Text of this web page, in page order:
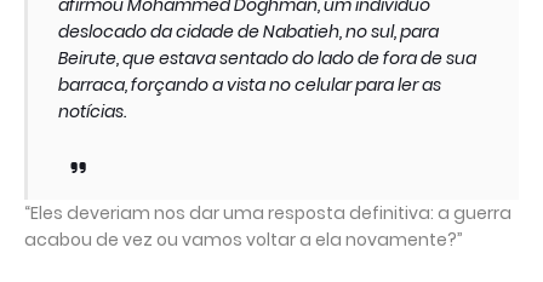
afirmou Mohammed Doghman, um indivíduo
deslocado da cidade de Nabatieh, no sul, para
Beirute, que estava sentado do lado de fora de sua
barraca, forçando a vista no celular para ler as
notícias.
“Eles deveriam nos dar uma resposta definitiva: a guerra
acabou de vez ou vamos voltar a ela novamente?”